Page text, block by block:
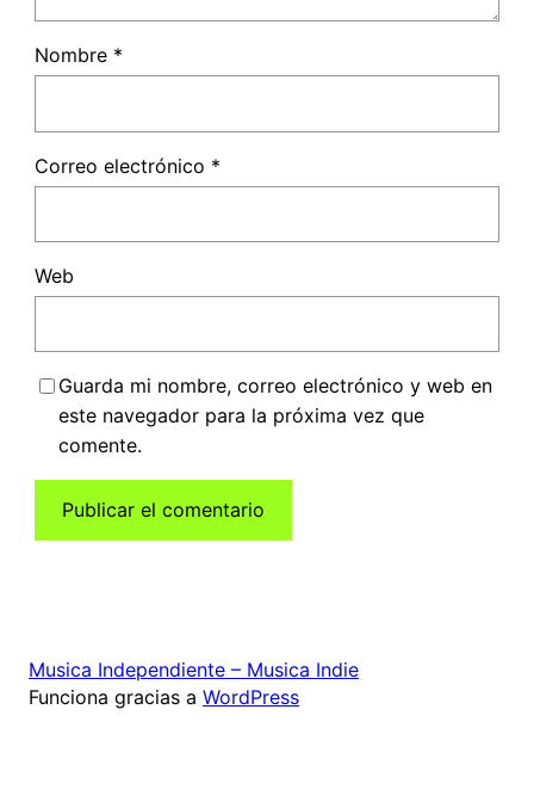
Nombre *
Correo electrónico *
Web
Guarda mi nombre, correo electrónico y web en
este navegador para la próxima vez que
comente.
Musica Independiente – Musica Indie
Funciona gracias a WordPress